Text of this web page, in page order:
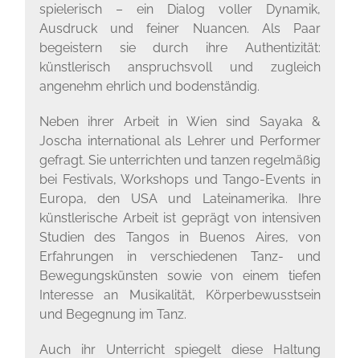
spielerisch – ein Dialog voller Dynamik,
Ausdruck und feiner Nuancen. Als Paar
begeistern sie durch ihre Authentizität:
künstlerisch anspruchsvoll und zugleich
angenehm ehrlich und bodenständig.
Neben ihrer Arbeit in Wien sind Sayaka &
Joscha international als Lehrer und Performer
gefragt. Sie unterrichten und tanzen regelmäßig
bei Festivals, Workshops und Tango-Events in
Europa, den USA und Lateinamerika. Ihre
künstlerische Arbeit ist geprägt von intensiven
Studien des Tangos in Buenos Aires, von
Erfahrungen in verschiedenen Tanz- und
Bewegungskünsten sowie von einem tiefen
Interesse an Musikalität, Körperbewusstsein
und Begegnung im Tanz.
Auch ihr Unterricht spiegelt diese Haltung